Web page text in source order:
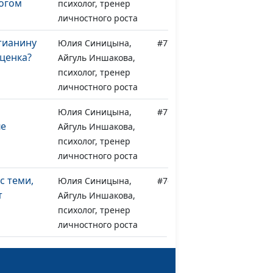
психолог, тренер
личностного роста
Юлия Синицына,
Айгуль Иншакова,
психолог, тренер
личностного роста
#771
Юлия Синицына,
Айгуль Иншакова,
психолог, тренер
личностного роста
#770
теми,
Юлия Синицына,
Айгуль Иншакова,
психолог, тренер
личностного роста
#769
Юлия Синицына,
#768